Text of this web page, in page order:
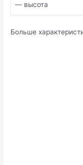
— высота
Больше